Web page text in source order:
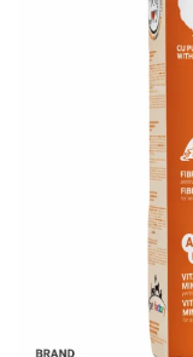
Recompense Câini
Covorașe Igienice